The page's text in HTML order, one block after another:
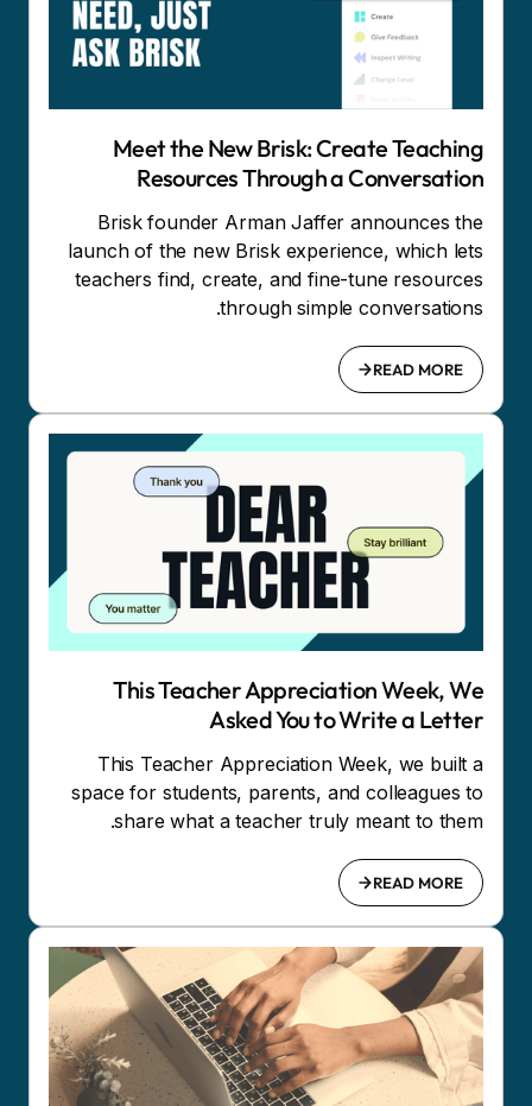
Meet the New Brisk: Create Teaching
Resources Through a Conversation
Brisk founder Arman Jaffer announces the
launch of the new Brisk experience, which lets
teachers find, create, and fine-tune resources
through simple conversations.
READ MORE
This Teacher Appreciation Week, We
Asked You to Write a Letter
This Teacher Appreciation Week, we built a
space for students, parents, and colleagues to
share what a teacher truly meant to them.
READ MORE